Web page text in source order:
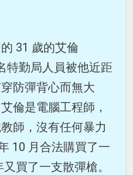
31 歲的艾倫
特勤局人員被他近距
防彈背心而無大
倫是電腦工程師，
師，沒有任何暴力
10 月合法購買了一
買了一支散彈槍。